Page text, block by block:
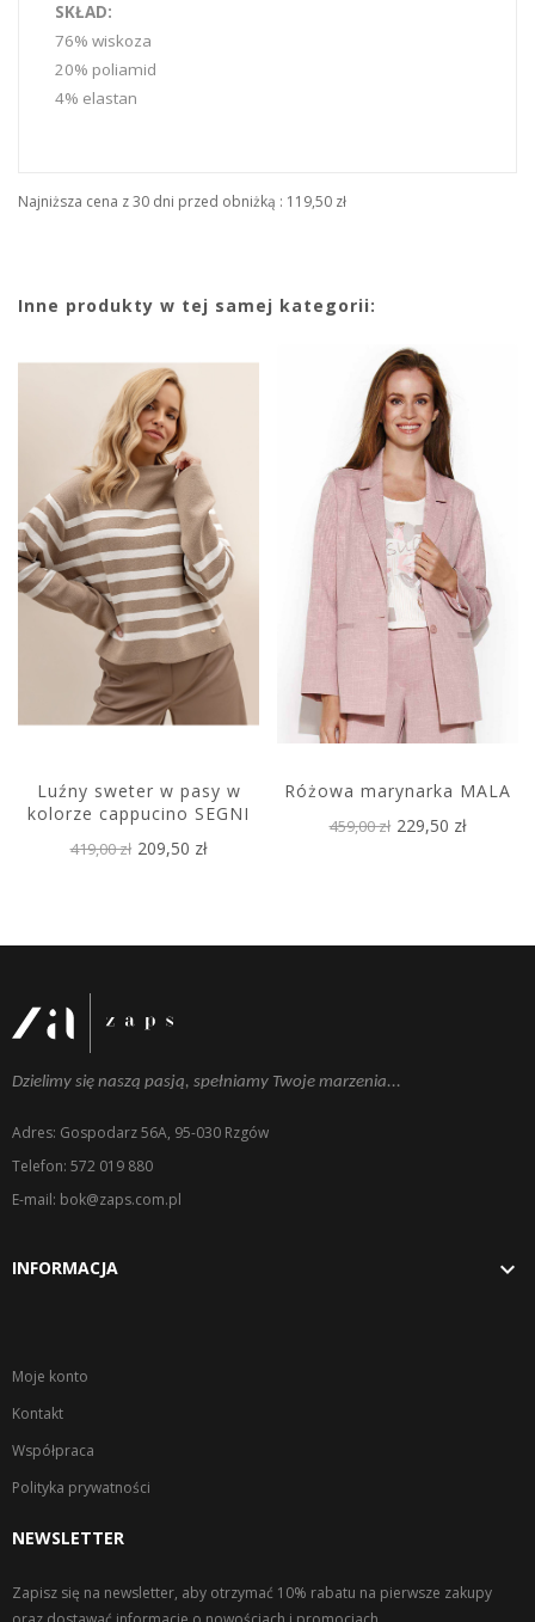
SKŁAD:
76% wiskoza
20% poliamid
4% elastan
Najniższa cena z 30 dni przed obniżką : 119,50 zł
Inne produkty w tej samej kategorii:
Luźny sweter w pasy w
kolorze cappucino SEGNI
419,00 zł 209,50 zł
Różowa marynarka MALA
459,00 zł 229,50 zł
Dzielimy się naszą pasją, spełniamy Twoje marzenia...
Adres: Gospodarz 56A, 95-030 Rzgów
Telefon: 572 019 880
E-mail: bok@zaps.com.pl
INFORMACJA 
Moje konto
Kontakt
Współpraca
Polityka prywatności
NEWSLETTER
Zapisz się na newsletter, aby otrzymać 10% rabatu na pierwsze zakupy